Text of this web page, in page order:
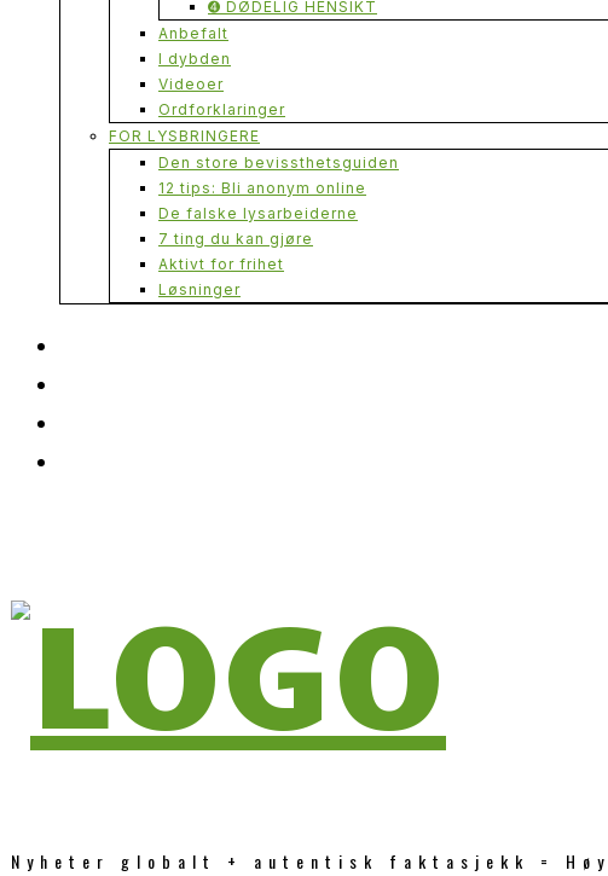
➍ DØDELIG HENSIKT
Anbefalt
I dybden
Videoer
Ordforklaringer
FOR LYSBRINGERE
Den store bevissthetsguiden
12 tips: Bli anonym online
De falske lysarbeiderne
7 ting du kan gjøre
Aktivt for frihet
Løsninger
Nyheter globalt + autentisk faktasjekk =